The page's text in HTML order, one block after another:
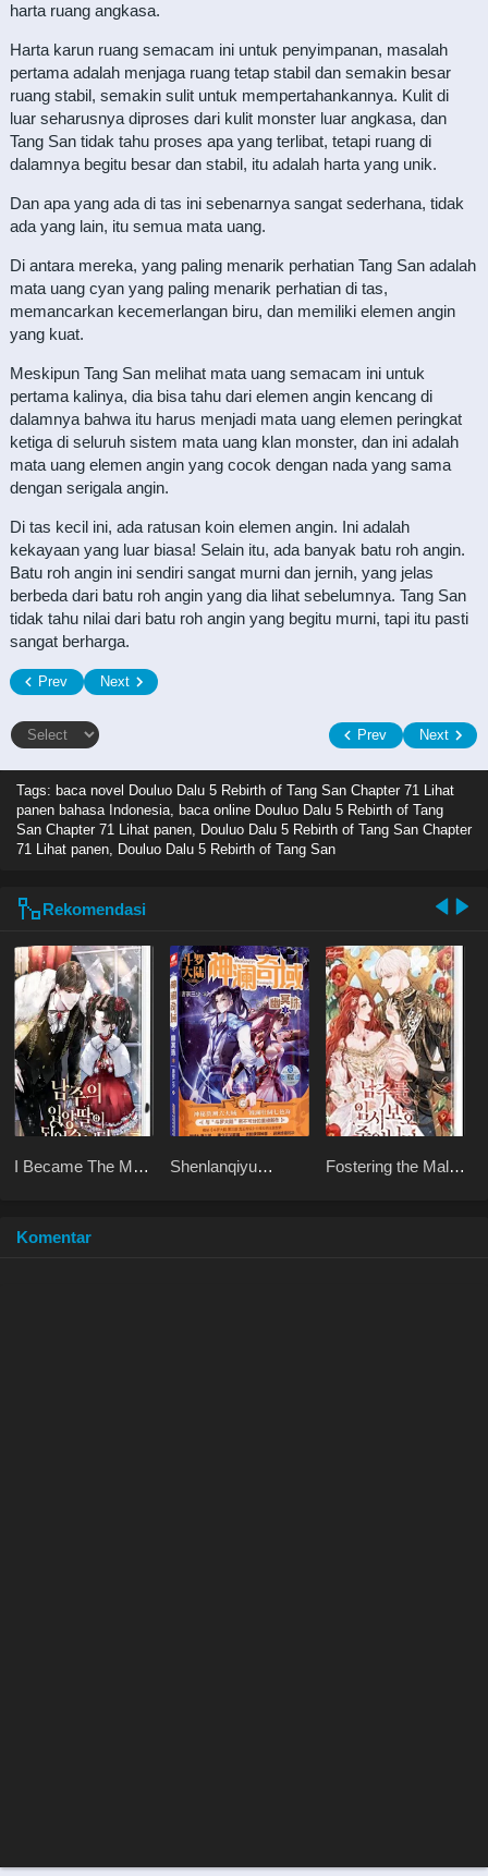
harta ruang angkasa.
Harta karun ruang semacam ini untuk penyimpanan, masalah
pertama adalah menjaga ruang tetap stabil dan semakin besar
ruang stabil, semakin sulit untuk mempertahankannya. Kulit di
luar seharusnya diproses dari kulit monster luar angkasa, dan
Tang San tidak tahu proses apa yang terlibat, tetapi ruang di
dalamnya begitu besar dan stabil, itu adalah harta yang unik.
Dan apa yang ada di tas ini sebenarnya sangat sederhana, tidak
ada yang lain, itu semua mata uang.
Di antara mereka, yang paling menarik perhatian Tang San adalah
mata uang cyan yang paling menarik perhatian di tas,
memancarkan kecemerlangan biru, dan memiliki elemen angin
yang kuat.
Meskipun Tang San melihat mata uang semacam ini untuk
pertama kalinya, dia bisa tahu dari elemen angin kencang di
dalamnya bahwa itu harus menjadi mata uang elemen peringkat
ketiga di seluruh sistem mata uang klan monster, dan ini adalah
mata uang elemen angin yang cocok dengan nada yang sama
dengan serigala angin.
Di tas kecil ini, ada ratusan koin elemen angin. Ini adalah
kekayaan yang luar biasa! Selain itu, ada banyak batu roh angin.
Batu roh angin ini sendiri sangat murni dan jernih, yang jelas
berbeda dari batu roh angin yang dia lihat sebelumnya. Tang San
tidak tahu nilai dari batu roh angin yang begitu murni, tapi itu pasti
sangat berharga.
Prev Next
Prev Next
Tags: baca novel Douluo Dalu 5 Rebirth of Tang San Chapter 71 Lihat
panen bahasa Indonesia, baca online Douluo Dalu 5 Rebirth of Tang
San Chapter 71 Lihat panen, Douluo Dalu 5 Rebirth of Tang San Chapter
71 Lihat panen, Douluo Dalu 5 Rebirth of Tang San
Rekomendasi
I Became The Male
Shenlanqiyu
Fostering the Male
Komentar